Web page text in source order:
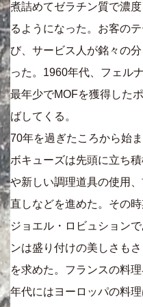
煮詰めてゼラチン質で濃
るようになった。お客の
び、サービス人が銘々の
った。1960年代、フェル
最年少でMOFを獲得した
ばしてくる。
70年を過ぎたころから始
ボキューズは先頭に立ち
や新しい調理道具の使用
直しなどを進めた。その
ジョエル・ロビュション
ンは盛り付けの美しさも
を求めた。フランスの料
年代にはヨーロッパの料